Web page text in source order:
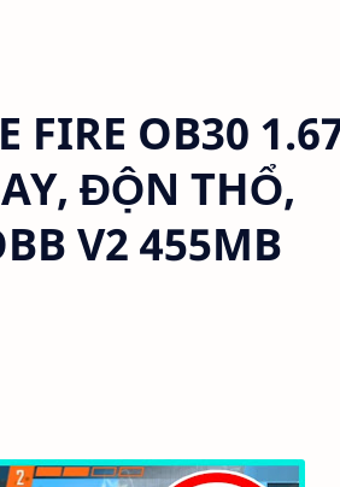
FIRE OB30
ĐỘN THỔ,
V2 455MB